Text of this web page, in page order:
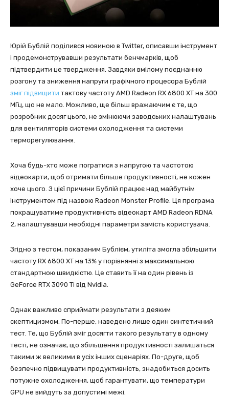
Юрій Бублій поділився новиною в Twitter, описавши інструмент
і продемонструвавши результати бенчмарків, щоб
підтвердити це твердження. Завдяки вмілому поєднанню
розгону та зниження напруги графічного процесора Бублій
зміг підвищити тактову частоту AMD Radeon RX 6800 XT на 300
МГц, що не мало. Можливо, ще більш вражаючим є те, що
розробник досяг цього, не змінюючи заводських налаштувань
для вентиляторів системи охолодження та системи
терморегулювання.
Хоча будь-хто може погратися з напругою та частотою
відеокарти, щоб отримати більше продуктивності, не кожен
хоче цього. З цієї причини Бублій працює над майбутнім
інструментом під назвою Radeon Monster Profile. Ця програма
покращуватиме продуктивність відеокарт AMD Radeon RDNA
2, налаштувавши необхідні параметри замість користувача.
Згідно з тестом, показаним Бублієм, утиліта змогла збільшити
частоту RX 6800 XT на 13% у порівнянні з максимальною
стандартною швидкістю. Це ставить її на один рівень із
GeForce RTX 3090 Ti від Nvidia.
Однак важливо сприймати результати з деяким
скептицизмом. По-перше, наведено лише один синтетичний
тест. Те, що Бублій зміг досягти такого результату в одному
тесті, не означає, що збільшення продуктивності залишаться
такими ж великими в усіх інших сценаріях. По-друге, щоб
безпечно підвищувати продуктивність, знадобиться досить
потужне охолодження, щоб гарантувати, що температури
GPU не вийдуть за допустимі межі.